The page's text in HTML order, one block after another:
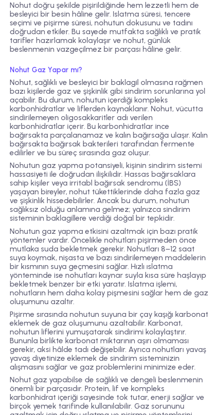
Nohut doğru şekilde pişirildiğinde hem lezzetli hem de
besleyici bir besin hâline gelir. Islatma süresi, tencere
seçimi ve pişirme süresi, nohutun dokusunu ve tadını
doğrudan etkiler. Bu sayede mutfakta sağlıklı ve pratik
tarifler hazırlamak kolaylaşır ve nohut, günlük
beslenmenin vazgeçilmez bir parçası hâline gelir.
Nohut Gaz Yapar mı?
Nohut, sağlıklı ve besleyici bir baklagil olmasına rağmen
bazı kişilerde gaz ve şişkinlik gibi sindirim sorunlarına yol
açabilir. Bu durum, nohutun içerdiği kompleks
karbonhidratlar ve liflerden kaynaklanır. Nohut, vücutta
sindirilemeyen oligosakkaritler adı verilen
karbonhidratlar içerir. Bu karbonhidratlar ince
bağırsakta parçalanamaz ve kalın bağırsağa ulaşır. Kalın
bağırsakta bağırsak bakterileri tarafından fermente
edilirler ve bu süreç sırasında gaz oluşur.
Nohutun gaz yapma potansiyeli, kişinin sindirim sistemi
hassasiyeti ile doğrudan ilişkilidir. Hassas bağırsaklara
sahip kişiler veya irritabl bağırsak sendromu (İBS)
yaşayan bireyler, nohut tükettiklerinde daha fazla gaz
ve şişkinlik hissedebilirler. Ancak bu durum, nohutun
sağlıksız olduğu anlamına gelmez; yalnızca sindirim
sisteminin baklagillere verdiği doğal bir tepkidir.
Nohutun gaz yapma etkisini azaltmak için bazı pratik
yöntemler vardır. Öncelikle nohutları pişirmeden önce
mutlaka suda bekletmek gerekir. Nohutları 8–12 saat
suya koymak, nişasta ve bazı sindirilemeyen maddelerin
bir kısmının suya geçmesini sağlar. Hızlı ıslatma
yönteminde ise nohutları kaynar suyla kısa süre haşlayıp
bekletmek benzer bir etki yaratır. Islatma işlemi,
nohutların hem daha kolay pişmesini sağlar hem de gaz
oluşumunu azaltır.
Pişirme sırasında nohutun suyuna bir çay kaşığı karbonat
eklemek de gaz oluşumunu azaltabilir. Karbonat,
nohutun liflerini yumuşatarak sindirimi kolaylaştırır.
Bununla birlikte karbonat miktarının aşırı olmaması
gerekir, aksi hâlde tadı değişebilir. Ayrıca nohutları yavaş
yavaş diyetinize eklemek de sindirim sisteminizin
alışmasını sağlar ve gaz problemlerini minimize eder.
Nohut gaz yapabilse de sağlıklı ve dengeli beslenmenin
önemli bir parçasıdır. Protein, lif ve kompleks
karbonhidrat içeriği sayesinde tok tutar, enerji sağlar ve
birçok yemek tarifinde kullanılabilir. Gaz sorununu